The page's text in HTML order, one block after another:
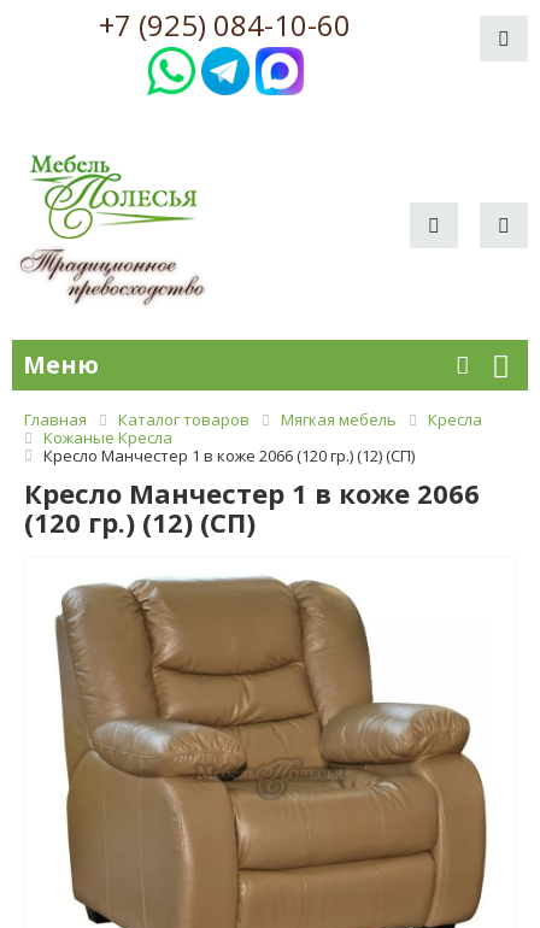
+7 (925) 084-10-60
Меню
Главная Каталог товаров Мягкая мебель
Кресла
Кожаные Кресла
Кресло Манчестер 1 в коже 2066 (120 гр.) (12) (СП)
Кресло Манчестер 1 в коже 2066
(120 гр.) (12) (СП)